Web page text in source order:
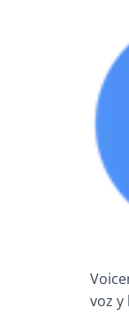
voz